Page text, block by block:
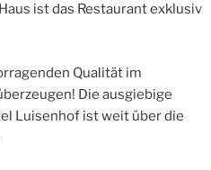
ist das Restaurant exklusiv
Qualität im
Die ausgiebige
Luisenhof ist weit über die